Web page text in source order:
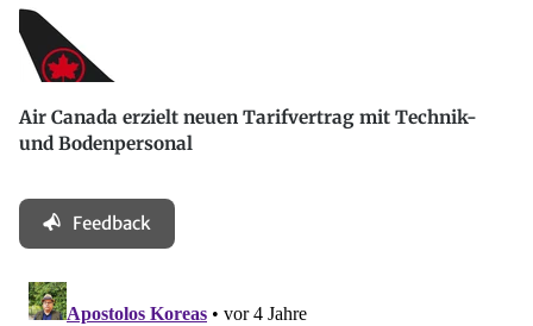
Air Canada erzielt neuen Tarifvertrag mit Technik-
und Bodenpersonal
Feedback